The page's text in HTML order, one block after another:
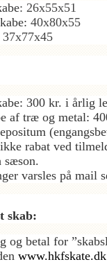
: 26x55x51
40x80x55
37x77x45
300 kr. i årlig
af træ og metal:
rabat ved
sæson.
varsles på mail
skab:
og betal for
www.hkfskate.dk